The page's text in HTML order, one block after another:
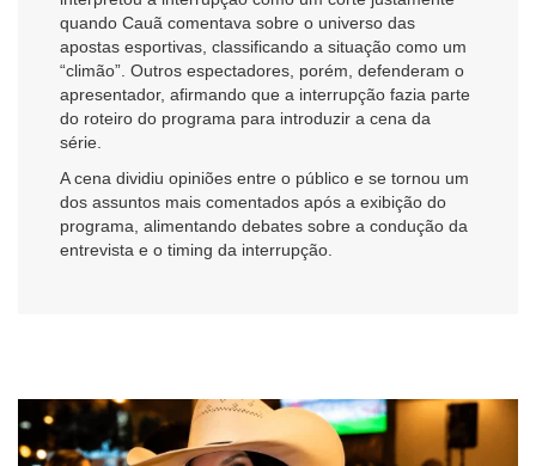
quando Cauã comentava sobre o universo das
apostas esportivas, classificando a situação como um
“climão”. Outros espectadores, porém, defenderam o
apresentador, afirmando que a interrupção fazia parte
do roteiro do programa para introduzir a cena da
série.
A cena dividiu opiniões entre o público e se tornou um
dos assuntos mais comentados após a exibição do
programa, alimentando debates sobre a condução da
entrevista e o timing da interrupção.